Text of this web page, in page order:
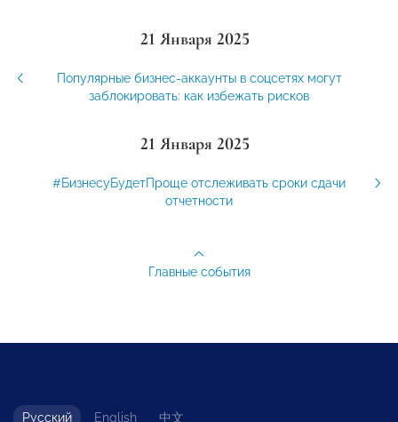
21 Января 2025
Популярные бизнес-аккаунты в соцсетях могут
заблокировать: как избежать рисков
21 Января 2025
#БизнесуБудетПроще отслеживать сроки сдачи
отчетности
Главные события
Русский English 中文